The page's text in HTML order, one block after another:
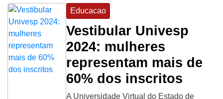
Educacao
Vestibular Univesp
2024: mulheres
representam mais de
60% dos inscritos
A Universidade Virtual do Estado de